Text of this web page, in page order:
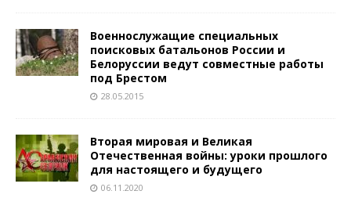
Военнослужащие специальных
поисковых батальонов России и
Белоруссии ведут совместные работы
под Брестом
28.05.2015
Вторая мировая и Великая
Отечественная войны: уроки прошлого
для настоящего и будущего
06.11.2020